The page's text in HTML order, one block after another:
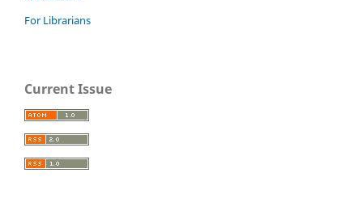
For Librarians
Current Issue